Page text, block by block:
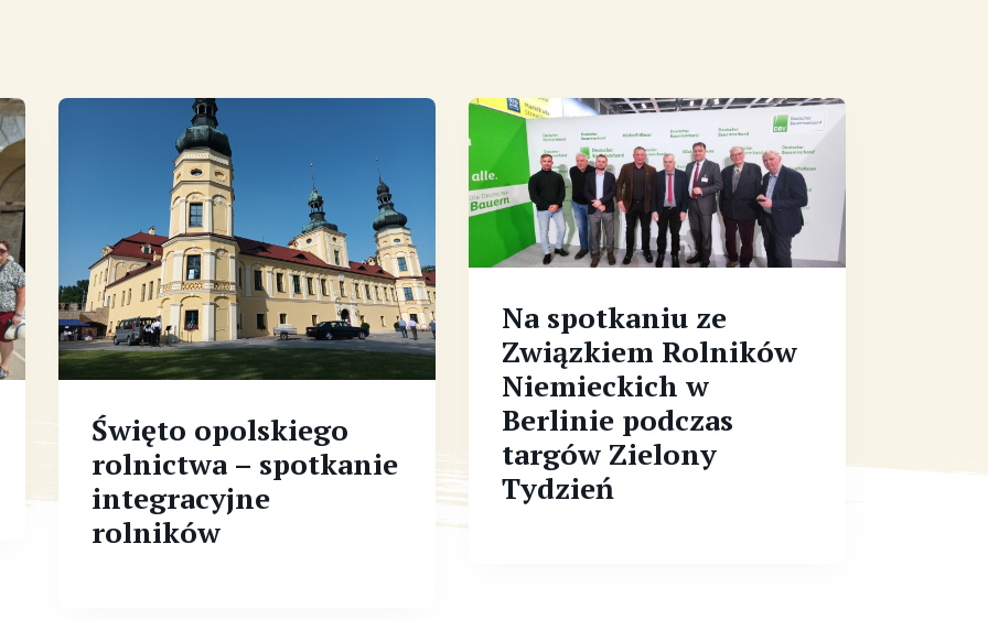
Święto opolskiego
rolnictwa – spotkanie
integracyjne
rolników
Na spotkaniu ze
Związkiem Rolników
Niemieckich w
Berlinie podczas
targów Zielony
Tydzień